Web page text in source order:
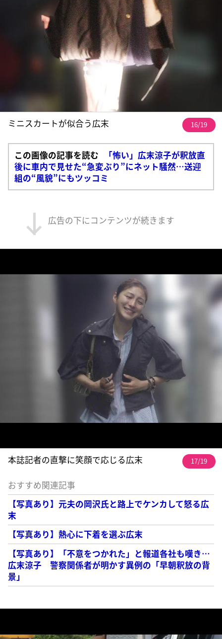
ミニスカートが似合う広末 16/19
この画像の記事を読む
「怖い」広末涼子が釈放直
後に車内で見せた“急変ぶり”にネット騒然…送迎
組の“風貌”にもツッコミ
広告の下にコンテンツが続きます
本誌記者の直撃に笑顔で応じる広末 17/19
おすすめ関連記事
【写真あり】元夫の岡沢氏と路上でケンカして怒る広
末
【写真あり】熱心に下着を選ぶ広末
【写真あり】「不意をつかれた」と報道各社も嘆き…
広末涼子 警察関係者が明かす異例の「早朝釈放の背
景」